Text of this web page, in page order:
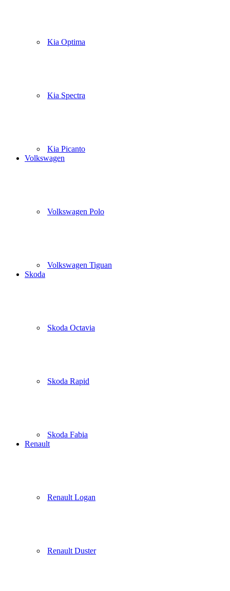
Kia Optima
Kia Spectra
Kia Picanto
Volkswagen
Volkswagen Polo
Volkswagen Tiguan
Skoda
Skoda Octavia
Skoda Rapid
Skoda Fabia
Renault
Renault Logan
Renault Duster